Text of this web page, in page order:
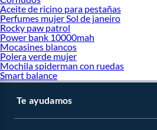
Aceite de ricino para pestañas
Perfumes mujer Sol de janeiro
Rocky paw patrol
Power bank 10000mah
Mocasines blancos
Polera verde mujer
Mochila spiderman con ruedas
Smart balance
Te ayudamos